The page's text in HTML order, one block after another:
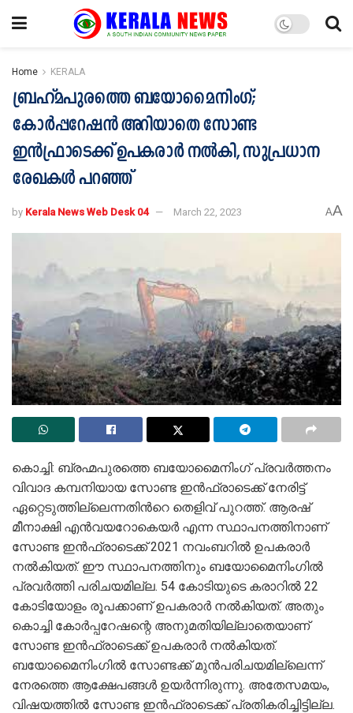
Home KERALA
ബ്രഹ്മപുരത്തെ ബയോമൈനിംഗ്;
കോർപ്പറേഷന്‍ അറിയാതെ സോണ്ട
ഇൻഫ്രാടെക്ക് ഉപകരാർ നൽകി, സുപ്രധാന
രേഖകൾ പറഞ്ഞ്
by Kerala News Web Desk 04 March 22, 2023 AA
കൊച്ചി: ബ്രഹ്മപുരത്തെ ബയോമൈനിംഗ് പ്രവർത്തനം
വിവാദ കമ്പനിയായ സോണ്ട ഇൻഫ്രാടെക്ക് നേരിട്ട്
ഏറ്റെടുത്തില്ലെന്നതിന്‍റെ തെളിവ് പുറത്ത്. ആരഷ്
മീനാക്ഷി എൻവയറോകെയർ എന്ന സ്ഥാപനത്തിനാണ്
സോണ്ട ഇൻഫ്രാടെക്ക് 2021 നവംബറിൽ ഉപകരാർ
നൽകിയത്. ഈ സ്ഥാപനത്തിനും ബയോമൈനിംഗിൽ
പ്രവർത്തി പരിചയമില്ല. 54 കോടിയുടെ കരാറിൽ 22
കോടിയോളം രൂപക്കാണ് ഉപകരാർ നൽകിയത്. അതും
കൊച്ചി കോർപ്പറേഷന്റെ അനുമതിയില്ലാതെയാണ്
സോണ്ട ഇൻഫ്രാടെക്ക് ഉപകരാർ നൽകിയത്.
ബയോമൈനിംഗിൽ സോണ്ടക്ക് മുൻപരിചയമില്ലെന്ന്
നേരത്തെ ആക്ഷേപങ്ങൾ ഉയർന്നിരുന്നു. അതേസമയം,
വിഷയത്തിൽ സോണ്ട ഇൻഫ്രാടെക്ക് പ്രതികരിച്ചിട്ടില്ല.